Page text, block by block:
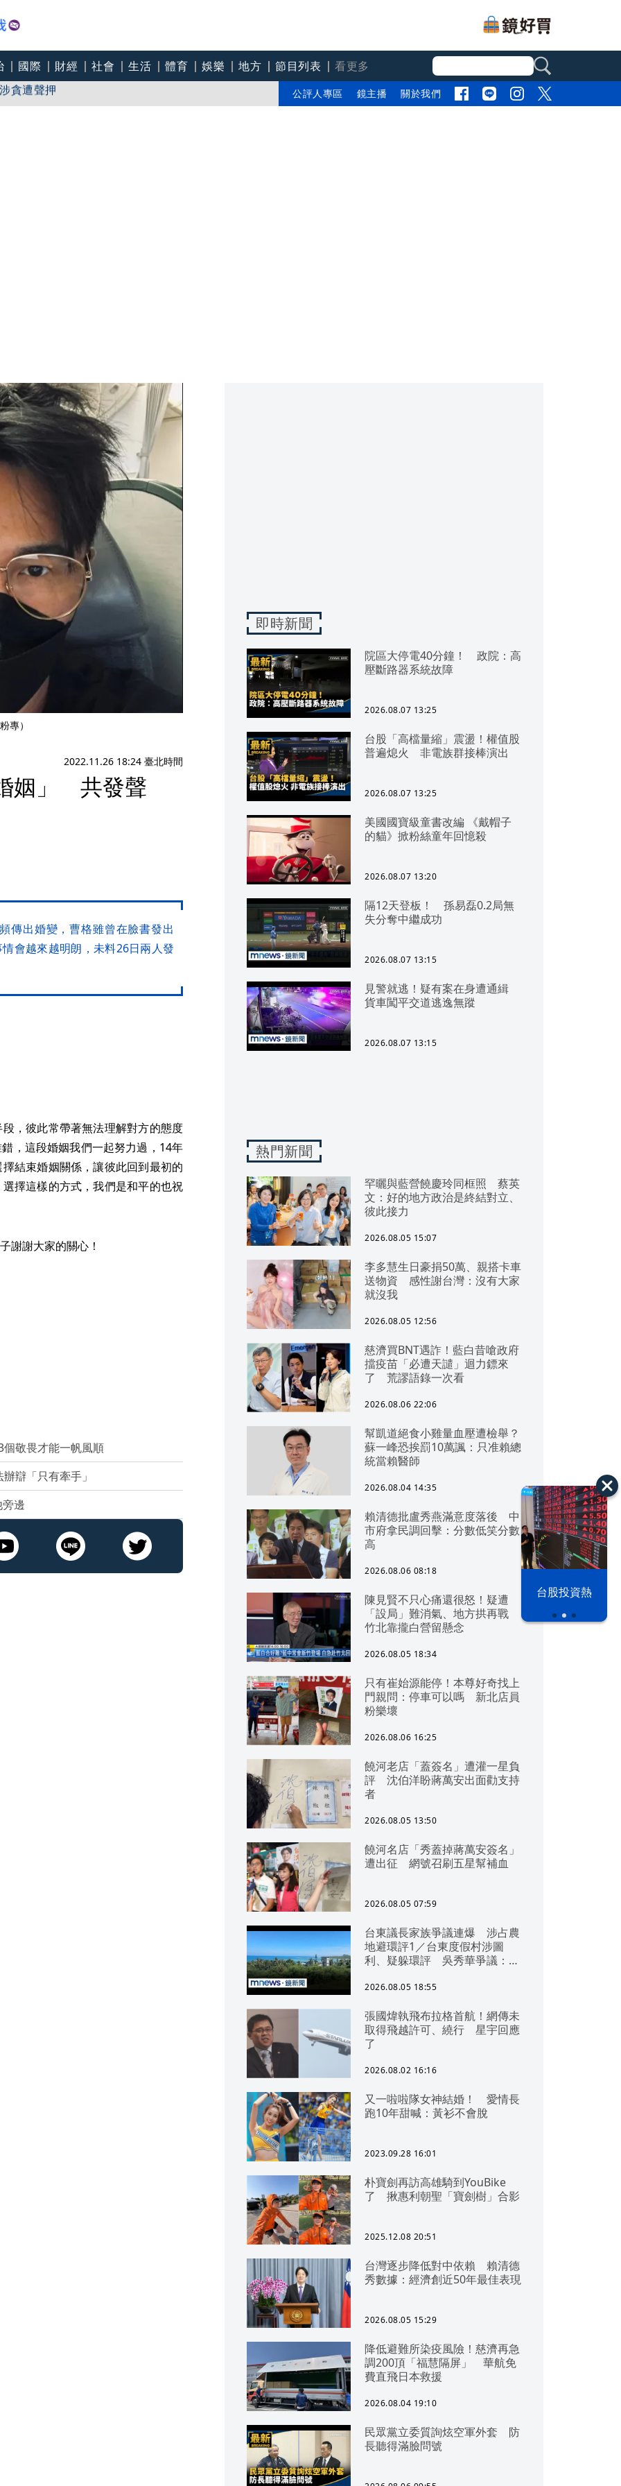
國際 財經 社會 生活 體育 娛樂 地方 節目列表 看更多
貪遭聲押
門3／綠要求向陳時中道歉 蔣萬安：當時疫苗
公評人專區 鏡主播 關於我們
漢光42演習 台股投資熱
專）
2022.11.26 18:24 臺北時間
姻」 共發聲
傳出婚變，曹格雖曾在臉書發出
會越來越明朗，未料26日兩人發
，彼此常帶著無法理解對方的態度
，這段婚姻我們一起努力過，14年
結束婚姻關係，讓彼此回到最初的
擇這樣的方式，我們是和平的也祝
謝謝大家的關心！
敬畏才能一帆風順
辯「只有牽手」
邊
即時新聞
院區大停電40分鐘！ 政院：高
壓斷路器系統故障
2026.08.07 13:25
台股「高檔量縮」震盪！權值股
普遍熄火 非電族群接棒演出
2026.08.07 13:25
美國國寶級童書改編 《戴帽子
的貓》掀粉絲童年回憶殺
2026.08.07 13:20
隔12天登板！ 孫易磊0.2局無
失分奪中繼成功
2026.08.07 13:15
見警就逃！疑有案在身遭通緝
貨車闖平交道逃逸無蹤
2026.08.07 13:15
熱門新聞
罕曬與藍營饒慶玲同框照 蔡英
文：好的地方政治是終結對立、
彼此接力
2026.08.05 15:07
李多慧生日豪捐50萬、親搭卡車
送物資 感性謝台灣：沒有大家
就沒我
2026.08.05 12:56
慈濟買BNT遇詐！藍白昔嗆政府
擋疫苗「必遭天譴」迴力鏢來
了 荒謬語錄一次看
2026.08.06 22:06
幫凱道絕食小雞量血壓遭檢舉？
蘇一峰恐挨罰10萬諷：只准賴總
統當賴醫師
2026.08.04 14:35
賴清德批盧秀燕滿意度落後 中
市府拿民調回擊：分數低笑分數
高
2026.08.06 08:18
陳見賢不只心痛還很怒！疑遭
「設局」難消氣、地方拱再戰
竹北靠攏白營留懸念
2026.08.05 18:34
只有崔始源能停！本尊好奇找上
門親問：停車可以嗎 新北店員
粉樂壞
2026.08.06 16:25
饒河老店「蓋簽名」遭灌一星負
評 沈伯洋盼蔣萬安出面勸支持
者
2026.08.05 13:50
饒河名店「秀蓋掉蔣萬安簽名」
遭出征 網號召刷五星幫補血
2026.08.05 07:59
台東議長家族爭議連爆 涉占農
地避環評1／台東度假村涉圖
利、疑躲環評 吳秀華爭議：概
2026.08.05 18:55
張國煒執飛布拉格首航！網傳未
取得飛越許可、繞行 星宇回應
了
2026.08.02 16:16
又一啦啦隊女神結婚！ 愛情長
跑10年甜喊：黃衫不會脫
2023.09.28 16:01
朴寶劍再訪高雄騎到YouBike
了 揪惠利朝聖「寶劍樹」合影
2025.12.08 20:51
台灣逐步降低對中依賴 賴清德
秀數據：經濟創近50年最佳表現
2026.08.05 15:29
降低避難所染疫風險！慈濟再急
調200頂「福慧隔屏」 華航免
費直飛日本救援
2026.08.04 19:10
民眾黨立委質詢炫空軍外套 防
長聽得滿臉問號